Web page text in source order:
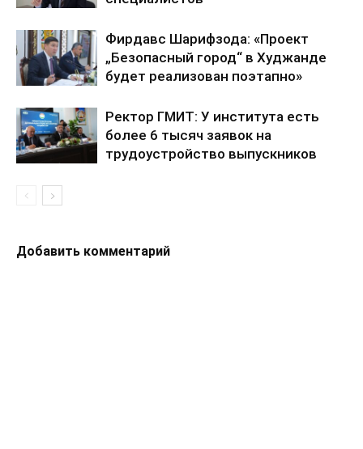
Фирдавс Шарифзода: «Проект
„Безопасный город“ в Худжанде
будет реализован поэтапно»
Ректор ГМИТ: У института есть
более 6 тысяч заявок на
трудоустройство выпускников
Добавить комментарий